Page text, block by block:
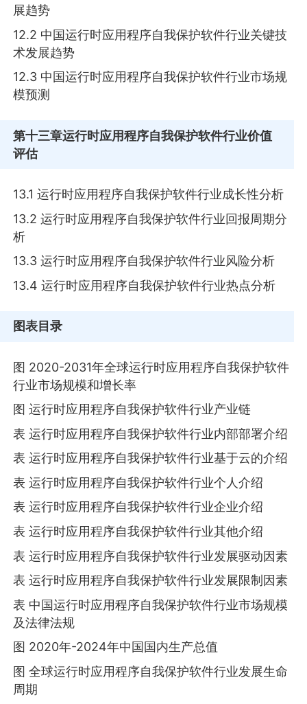
展趋势
12.2 中国运行时应用程序自我保护软件行业关键技
术发展趋势
12.3 中国运行时应用程序自我保护软件行业市场规
模预测
第十三章运行时应用程序自我保护软件行业价值
评估
13.1 运行时应用程序自我保护软件行业成长性分析
13.2 运行时应用程序自我保护软件行业回报周期分
析
13.3 运行时应用程序自我保护软件行业风险分析
13.4 运行时应用程序自我保护软件行业热点分析
图表目录
图 2020-2031年全球运行时应用程序自我保护软件
行业市场规模和增长率
图 运行时应用程序自我保护软件行业产业链
表 运行时应用程序自我保护软件行业内部部署介绍
表 运行时应用程序自我保护软件行业基于云的介绍
表 运行时应用程序自我保护软件行业个人介绍
表 运行时应用程序自我保护软件行业企业介绍
表 运行时应用程序自我保护软件行业其他介绍
表 运行时应用程序自我保护软件行业发展驱动因素
表 运行时应用程序自我保护软件行业发展限制因素
表 中国运行时应用程序自我保护软件行业市场规模
及法律法规
图 2020年-2024年中国国内生产总值
图 全球运行时应用程序自我保护软件行业发展生命
周期